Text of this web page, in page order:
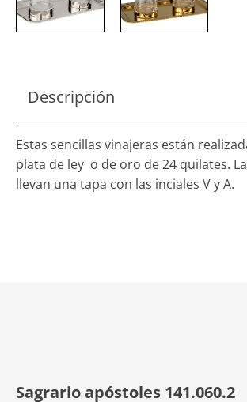
Descripción
Estas sencillas vinajeras están
plata de ley o de oro de 24 quilates.
llevan una tapa con las inciales V y A.
Sagrario apóstoles 141.060.2